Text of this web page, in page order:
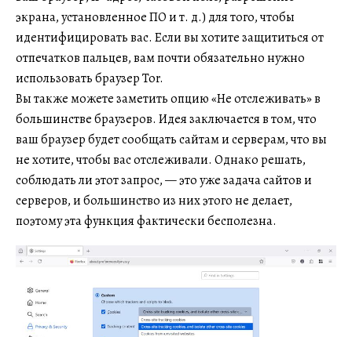
экрана, установленное ПО и т. д.) для того, чтобы
идентифицировать вас. Если вы хотите защититься от
отпечатков пальцев, вам почти обязательно нужно
использовать браузер Tor.
Вы также можете заметить опцию «Не отслеживать» в
большинстве браузеров. Идея заключается в том, что
ваш браузер будет сообщать сайтам и серверам, что вы
не хотите, чтобы вас отслеживали. Однако решать,
соблюдать ли этот запрос, — это уже задача сайтов и
серверов, и большинство из них этого не делает,
поэтому эта функция фактически бесполезна.